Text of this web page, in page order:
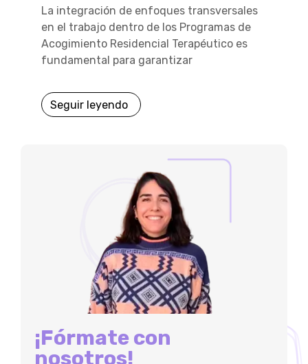
La integración de enfoques transversales
en el trabajo dentro de los Programas de
Acogimiento Residencial Terapéutico es
fundamental para garantizar
Seguir leyendo
¡Fórmate con
nosotros!